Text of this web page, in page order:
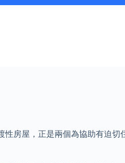
房屋，正是兩個為協助有迫切